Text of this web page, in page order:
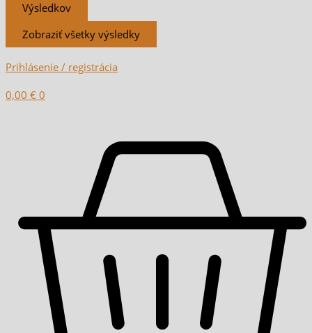
Výsledkov
Zobraziť všetky výsledky
Prihlásenie / registrácia
0,00 € 0